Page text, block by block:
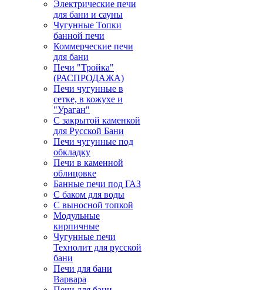
Электрические печи
для бани и сауны
Чугунные Топки
банной печи
Коммерческие печи
для бани
Печи "Тройка"
(РАСПРОДАЖА)
Печи чугунные в
сетке, в кожухе и
"Ураган"
С закрытой каменкой
для Русской Бани
Печи чугунные под
обкладку
Печи в каменной
облицовке
Банные печи под ГАЗ
С баком для воды
С выносной топкой
Модульные
кирпичные
Чугунные печи
Технолит для русской
бани
Печи для бани
Варвара